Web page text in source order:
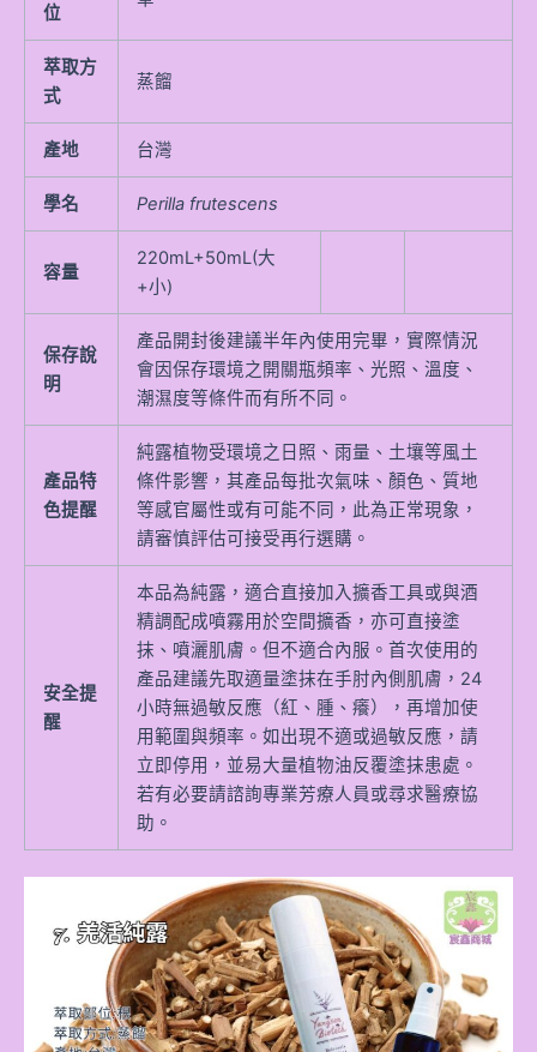
位
萃取方
式
蒸餾
產地 台灣
學名 Perilla frutescens
容量
220mL+50mL(大
+小)
保存說
明
產品開封後建議半年內使用完畢，實際情況
會因保存環境之開關瓶頻率、光照、溫度、
潮濕度等條件而有所不同。
產品特
色提醒
純露植物受環境之日照、雨量、土壤等風土
條件影響，其產品每批次氣味、顏色、質地
等感官屬性或有可能不同，此為正常現象，
請審慎評估可接受再行選購。
安全提
醒
本品為純露，適合直接加入擴香工具或與酒
精調配成噴霧用於空間擴香，亦可直接塗
抹、噴灑肌膚。但不適合內服。首次使用的
產品建議先取適量塗抹在手肘內側肌膚，24
小時無過敏反應（紅、腫、癢），再增加使
用範圍與頻率。如出現不適或過敏反應，請
立即停用，並易大量植物油反覆塗抹患處。
若有必要請諮詢專業芳療人員或尋求醫療協
助。